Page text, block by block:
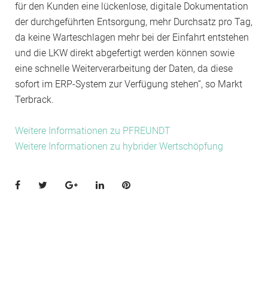
für den Kunden eine lückenlose, digitale Dokumentation
der durchgeführten Entsorgung, mehr Durchsatz pro Tag,
da keine Warteschlagen mehr bei der Einfahrt entstehen
und die LKW direkt abgefertigt werden können sowie
eine schnelle Weiterverarbeitung der Daten, da diese
sofort im ERP-System zur Verfügung stehen“, so Markt
Terbrack.
Weitere Informationen zu PFREUNDT
Weitere Informationen zu hybrider Wertschöpfung
FacebookTwitterGoogle+LinkedInPinterest